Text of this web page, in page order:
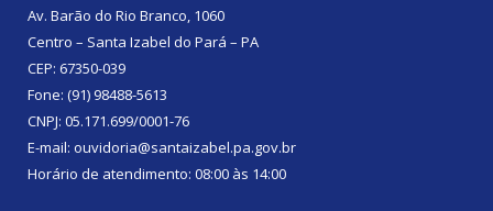
Av. Barão do Rio Branco, 1060
Centro – Santa Izabel do Pará – PA
CEP: 67350-039
Fone: (91) 98488-5613
CNPJ: 05.171.699/0001-76
E-mail: ouvidoria@santaizabel.pa.gov.br
Horário de atendimento: 08:00 às 14:00